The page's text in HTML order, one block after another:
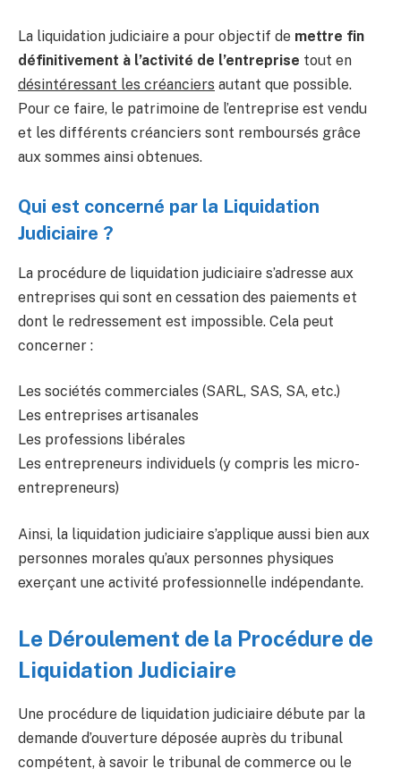
La liquidation judiciaire a pour objectif de mettre fin
définitivement à l’activité de l’entreprise tout en
désintéressant les créanciers autant que possible.
Pour ce faire, le patrimoine de l’entreprise est vendu
et les différents créanciers sont remboursés grâce
aux sommes ainsi obtenues.
Qui est concerné par la Liquidation
Judiciaire ?
La procédure de liquidation judiciaire s’adresse aux
entreprises qui sont en cessation des paiements et
dont le redressement est impossible. Cela peut
concerner :
Les sociétés commerciales (SARL, SAS, SA, etc.)
Les entreprises artisanales
Les professions libérales
Les entrepreneurs individuels (y compris les micro-
entrepreneurs)
Ainsi, la liquidation judiciaire s’applique aussi bien aux
personnes morales qu’aux personnes physiques
exerçant une activité professionnelle indépendante.
Le Déroulement de la Procédure de
Liquidation Judiciaire
Une procédure de liquidation judiciaire débute par la
demande d’ouverture déposée auprès du tribunal
compétent, à savoir le tribunal de commerce ou le